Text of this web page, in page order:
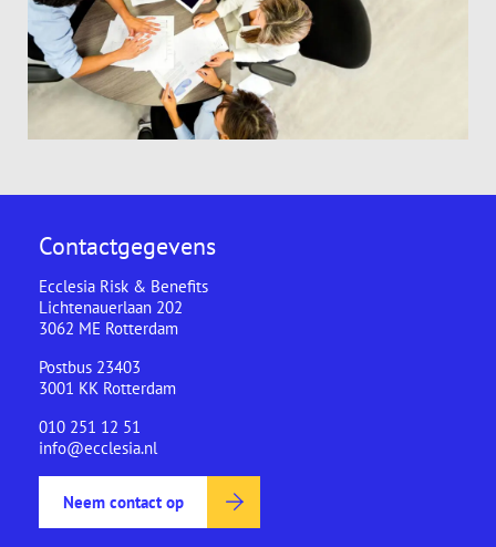
Contactgegevens
Ecclesia Risk & Benefits
Lichtenauerlaan 202
3062 ME Rotterdam
Postbus 23403
3001 KK Rotterdam
010 251 12 51
info@ecclesia.nl
Neem contact op